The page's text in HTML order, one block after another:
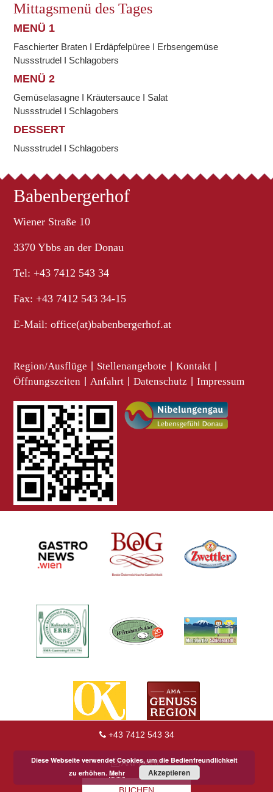
+43 7412 543 34
ANFRAGE
Mittagsmenü des Tages
MENÜ 1
Faschierter Braten I Erdäpfelpüree I Erbsengemüse
Nussstrudel I Schlagobers
MENÜ 2
Gemüselasagne I Kräutersauce I Salat
Nussstrudel I Schlagobers
DESSERT
Nussstrudel I Schlagobers
Babenbergerhof
Wiener Straße 10
3370 Ybbs an der Donau
Tel: +43 7412 543 34
Fax: +43 7412 543 34-15
E-Mail:office(at)babenbergerhof.at
Region/Ausflüge Stellenangebote Kontakt
Öffnungszeiten Anfahrt Datenschutz Impressum
Diese Webseite verwendet Cookies, um die Bedienfreundlichkeit
zu erhöhen. Mehr Akzeptieren